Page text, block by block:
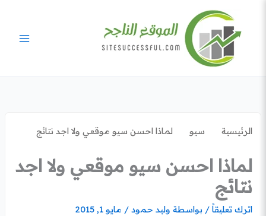
المحتوى
الرئيسية سيو لماذا احسن سيو موقعي ولا اجد نتائج
لماذا احسن سيو موقعي ولا اجد
نتائج
اترك تعليقاً / بواسطة وليد حمود/ مايو 1, 2015